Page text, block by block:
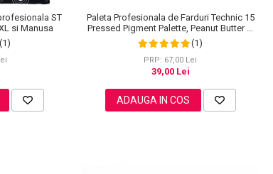
ST
si Manusa
(1)
Paleta Profesionala de Farduri Technic 15
Pressed Pigment Palette, Peanut Butter &
Jelly, 15 Culori, 30 g
(1)
PRP: 67,00 Lei
39,00 Lei
ADAUGA IN COS